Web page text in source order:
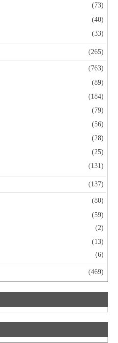
(73)
(40)
(33)
(265)
(763)
(89)
(184)
(79)
(56)
(28)
(25)
(131)
(137)
(80)
(59)
(2)
(13)
(6)
(469)